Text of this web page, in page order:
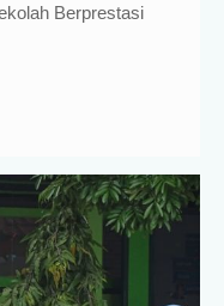
Berprestasi